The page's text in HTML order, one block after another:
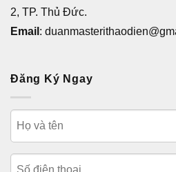
2, TP. Thủ Đức.
Email :
Đăng Ký Ngay